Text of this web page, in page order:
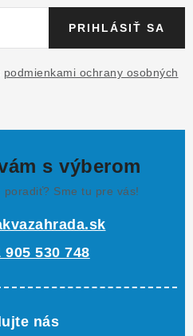
podmienkami ochrany osobných
PRIHLÁSIŤ SA
s výberom
Sme tu pre vás!
905 530 748